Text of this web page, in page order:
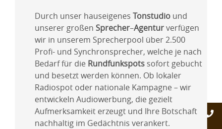
Durch unser hauseigenes Tonstudiound
unserer großen Sprecher–Agenturverfügen
wir in unserem Sprecherpool über 2.500
Profi- und Synchronsprecher, welche je nach
Bedarf für die Rundfunkspotssofort gebucht
und besetzt werden können. Ob lokaler
Radiospot oder nationale Kampagne – wir
entwickeln Audiowerbung, die gezielt
Aufmerksamkeit erzeugt und Ihre Botschaft
nachhaltig im Gedächtnis verankert.